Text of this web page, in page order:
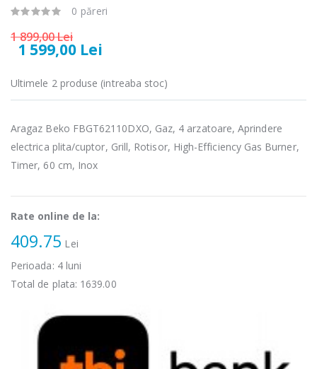
0 păreri
1 899,00 Lei
1 599,00 Lei
Ultimele 2 produse (intreaba stoc)
Aragaz Beko FBGT62110DXO, Gaz, 4 arzatoare, Aprindere
electrica plita/cuptor, Grill, Rotisor, High-Efficiency Gas Burner,
Timer, 60 cm, Inox
Rate online de la:
409.75 Lei
Perioada: 4luni
Total de plata: 1639.00
289,00 Lei
-17%
Cuptor cu
microunde
1 499,00 Lei
-33%
Espressor
automat
Heinner ...
-33%
Masina de tocat
carne
NobeLTek ...